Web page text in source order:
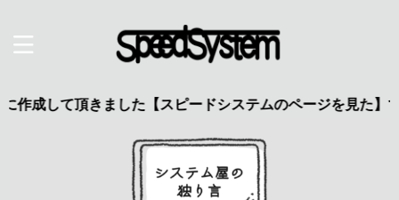
ました【スピードシステムのページを見た】で特典あり 興